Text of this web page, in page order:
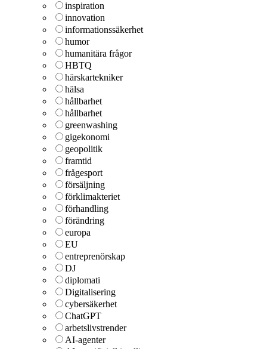
inspiration
innovation
informationssäkerhet
humor
humanitära frågor
HBTQ
härskartekniker
hälsa
hållbarhet
hållbarhet
greenwashing
gigekonomi
geopolitik
framtid
frågesport
försäljning
förklimakteriet
förhandling
förändring
europa
EU
entreprenörskap
DJ
diplomati
Digitalisering
cybersäkerhet
ChatGPT
arbetslivstrender
AI-agenter